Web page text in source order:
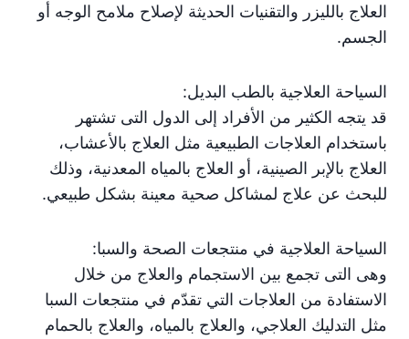
العلاج بالليزر والتقنيات الحديثة لإصلاح ملامح الوجه أو
الجسم.
السياحة العلاجية بالطب البديل:
قد يتجه الكثير من الأفراد إلى الدول التى تشتهر
باستخدام العلاجات الطبيعية مثل العلاج بالأعشاب،
العلاج بالإبر الصينية، أو العلاج بالمياه المعدنية، وذلك
للبحث عن علاج لمشاكل صحية معينة بشكل طبيعي.
السياحة العلاجية في منتجعات الصحة والسبا:
وهى التى تجمع بين الاستجمام والعلاج من خلال
الاستفادة من العلاجات التي تقدّم في منتجعات السبا
مثل التدليك العلاجي، والعلاج بالمياه، والعلاج بالحمام